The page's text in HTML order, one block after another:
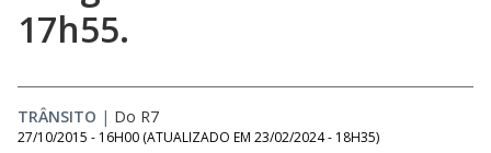
17h55.
TRÂNSITO | Do R7
27/10/2015 - 16H00 (ATUALIZADO EM 23/02/2024 - 18H35)